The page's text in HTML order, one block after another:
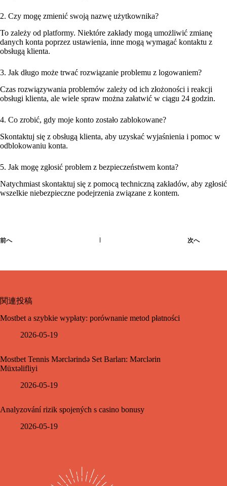
2. Czy mogę zmienić swoją nazwę użytkownika?
To zależy od platformy. Niektóre zakłady mogą umożliwić zmianę
danych konta poprzez ustawienia, inne mogą wymagać kontaktu z
obsługą klienta.
3. Jak długo może trwać rozwiązanie problemu z logowaniem?
Czas rozwiązywania problemów zależy od ich złożoności i reakcji
obsługi klienta, ale wiele spraw można załatwić w ciągu 24 godzin.
4. Co zrobić, gdy moje konto zostało zablokowane?
Skontaktuj się z obsługą klienta, aby uzyskać wyjaśnienia i pomoc w
odblokowaniu konta.
5. Jak mogę zgłosić problem z bezpieczeństwem konta?
Natychmiast skontaktuj się z pomocą techniczną zakładów, aby zgłosić
wszelkie niebezpieczne podejrzenia związane z kontem.
前へ 次へ
関連投稿
Mostbet a szybkie wypłaty: porównanie metod płatności
2026-05-19
Mostbet Tennis Mərclərində Set Barları: Mərclərin
Müxtəlifliyi
2026-05-19
Analyzování rizik spojených s casino bonusy
2026-05-19